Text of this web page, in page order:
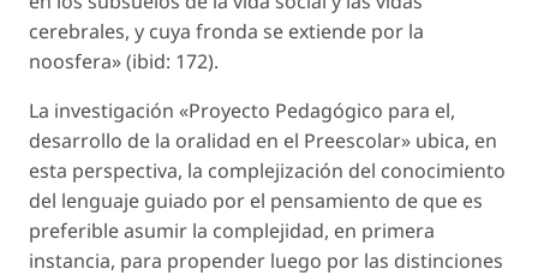
cerebrales, y cuya fronda se extiende por la
noosfera» (ibid: 172).
La investigación «Proyecto Pedagógico para el,
desarrollo de la oralidad en el Preescolar» ubica, en
esta perspectiva, la complejización del conocimiento
del lenguaje guiado por el pensamiento de que es
preferible asumir la complejidad, en primera
instancia, para propender luego por las distinciones